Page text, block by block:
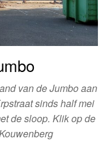
van de Jumbo aan
sinds half mei
de sloop. Klik op de